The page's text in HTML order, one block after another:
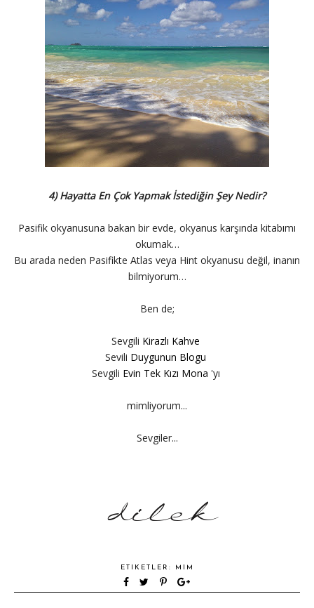
4) Hayatta En Çok Yapmak İstediğin Şey Nedir?
Pasifik okyanusuna bakan bir evde, okyanus karşında kitabımı
okumak…
Bu arada neden Pasifikte Atlas veya Hint okyanusu değil, inanın
bilmiyorum…
Ben de;
Sevgili Kirazlı Kahve
Sevili Duygunun Blogu
Sevgili Evin Tek Kızı Mona 'yı
mimliyorum...
Sevgiler...
ETIKETLER: MIM